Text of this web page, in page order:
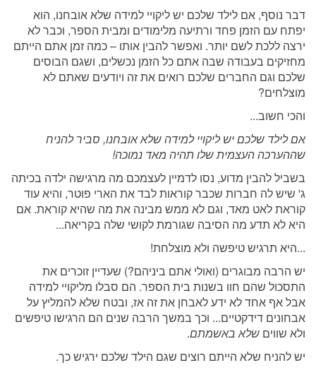
דבר נוסף, אם לילד שלכם יש ליקויי למידה שלא אובחנו, הוא
יפתח עם הזמן פחד ורתיעה מלימודים ומבית הספר, וכבר לא
ירצה ללכת לשם יותר. ואפשר להבין אותו – כמה זמן אתם הייתם
מחזיקים בעבודה שבה אתם כל הזמן נכשלים, ושגם הבוסים
שלכם וגם החברים שלכם רואים את זה ויודעים שאתם לא
מוצלחים?
והכי חשוב...
אם לילד שלכם יש ליקויי למידה שלא אובחנו, סביר להניח
שההערכה העצמית שלו תהיה מאד נמוכה!
בשביל להבין מדוע, נסו לדמיין לעצמכם מה מרגישה ילדה בכיתה
ג' שיש לה חברות שכבר קוראות לבד את הארי פוטר, והיא עוד
קוראת לאט מאד, וגם לא ממש מבינה את מה שהיא קוראת. אם
היא לא תדע מה הסיבה שגורמת לקושי שלה בקריאה...
...היא תרגיש טיפשה ולא מוצלחת!
יש הרבה מבוגרים (ואולי אתם ביניהם?) שעדיין זוכרים את
התסכול שהם חוו בשנות בית הספר. הם סבלו מליקויי למידה
אבל אף אחד לא ידע לאבחן את זה אז, ובטח שלא להמליץ על
אבחונים דידקטיים... וכך במשך הרבה שנים הם הרגישו טיפשים
ולא שווים שלא באשמתם.
יש להניח שלא הייתם רוצים שגם הילד שלכם ירגיש כך.